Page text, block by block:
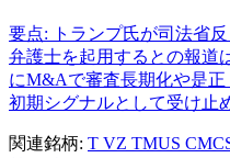
要点: トランプ氏が司法省
弁護士を起用するとの報道
にM&Aで審査長期化や是
初期シグナルとして受け止
関連銘柄: T VZ TMUS